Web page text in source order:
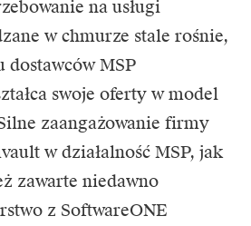
na usługi
w chmurze stale rośnie,
dostawców MSP
swoje oferty w model
zaangażowanie firmy
w działalność MSP, jak
zawarte niedawno
z SoftwareONE